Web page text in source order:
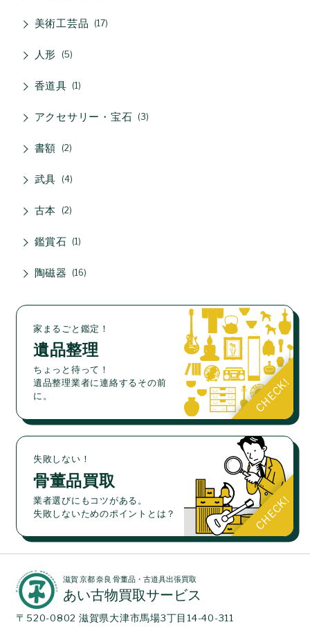
美術工芸品 17
人形 5
香道具 1
アクセサリー・宝石 3
書額 2
武具 4
古本 2
鑑賞石 1
陶磁器 16
家まるごと鑑定！
遺品整理
ちょっと待って！
遺品整理業者に連絡するその前
に。
失敗しない！
骨董品買取
業者選びにもコツがある。
失敗しないためのポイントとは？
滋賀 京都 奈良 骨董品・古道具出張買取
あい古物買取サービス
〒520-0802 滋賀県大津市馬場3丁目14-40-311